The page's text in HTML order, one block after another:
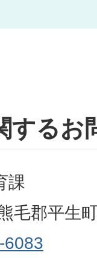
するお
課
毛郡平生
6083